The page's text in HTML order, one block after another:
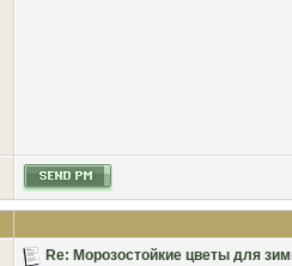
Re: Морозостойкие цветы для